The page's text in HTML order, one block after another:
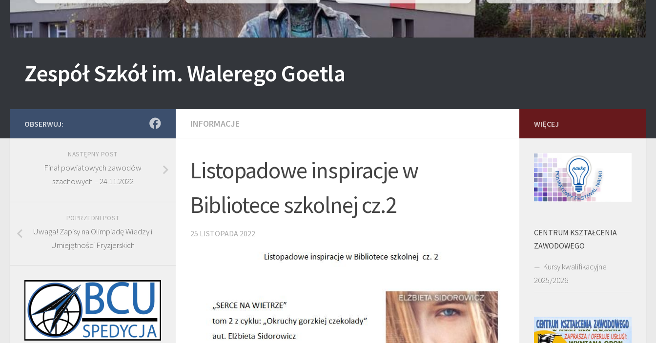
Zespół Szkół im. Walerego Goetla
INFORMACJE
Listopadowe inspiracje w
Bibliotece szkolnej cz.2
25 LISTOPADA 2022
OBSERWUJ:
NASTĘPNY POST
Finał powiatowych zawodów
szachowych – 24.11.2022
POPRZEDNI POST
Uwaga! Zapisy na Olimpiadę Wiedzy i
Umiejętności Fryzjerskich
WIĘCEJ
CENTRUM KSZTAŁCENIA
ZAWODOWEGO
Kursy kwalifikacyjne
2025/2026